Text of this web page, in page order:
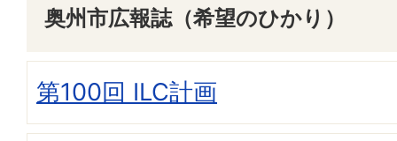
奥州市広報誌（希望のひかり）
第100回 ILC計画